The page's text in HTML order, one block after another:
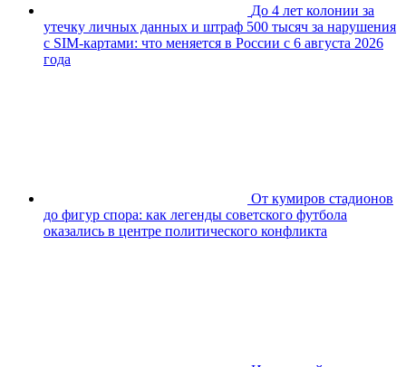
До 4 лет колонии за
утечку личных данных и штраф 500 тысяч за нарушения
с SIM-картами: что меняется в России с 6 августа 2026
года
От кумиров стадионов
до фигур спора: как легенды советского футбола
оказались в центре политического конфликта